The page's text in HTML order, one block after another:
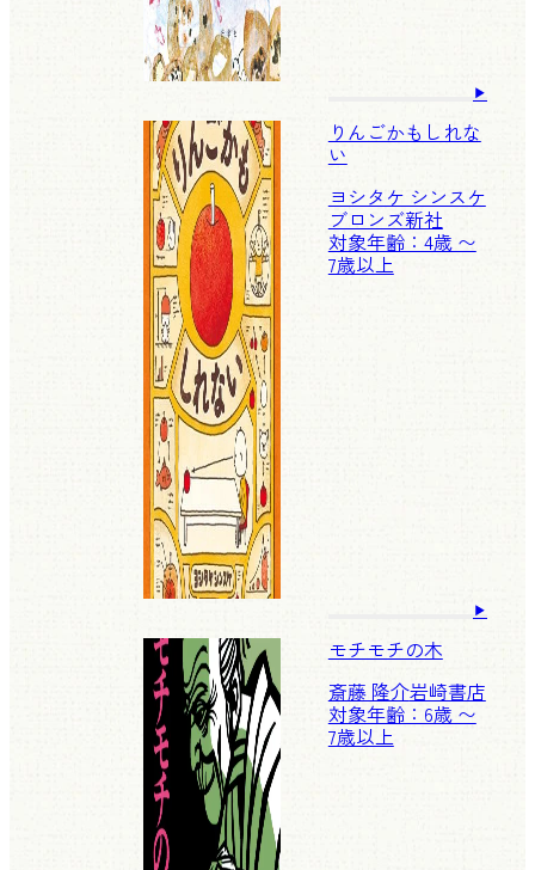
りんごかもしれな
い
ヨシタケ シンスケ
ブロンズ新社
対象年齢：4歳 〜
7歳以上
モチモチの木
斎藤 隆介岩崎書店
対象年齢：6歳 〜
7歳以上